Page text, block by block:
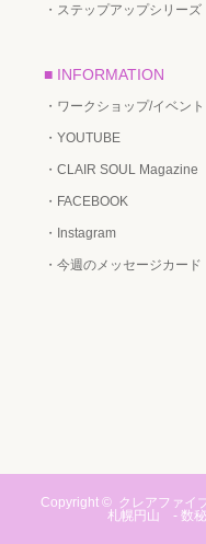
・ステップアップシリーズ
■ INFORMATION
・ワークショップ/イベント
・YOUTUBE
・CLAIR SOUL Magazine
・FACEBOOK
・Instagram
・今週のメッセージカード
Copyright © クレアファイ
札幌円山 - 数秘